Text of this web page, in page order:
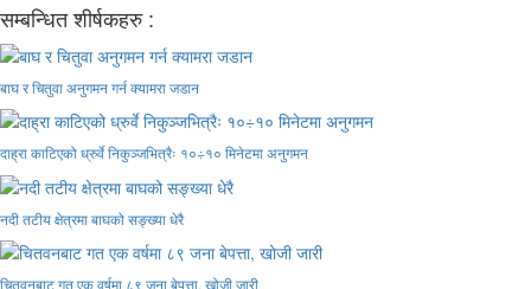
सम्बन्धित शीर्षकहरु :
बाघ र चितुवा अनुगमन गर्न क्यामरा जडान
दाह्रा काटिएको ध्रुर्वे निकुञ्जभित्रैः १०÷१० मिनेटमा अनुगमन
नदी तटीय क्षेत्रमा बाघको सङ्ख्या धेरै
चितवनबाट गत एक वर्षमा ८९ जना बेपत्ता, खोजी जारी